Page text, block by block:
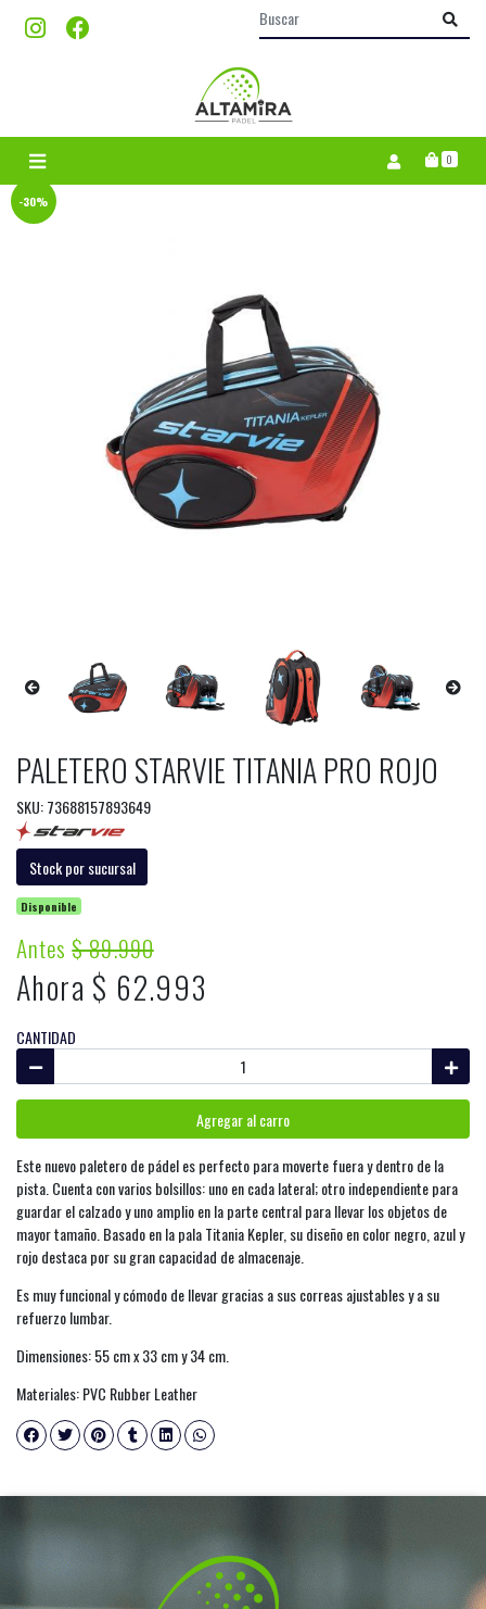
0
-30%
PALETERO STARVIE TITANIA PRO ROJO
SKU: 73688157893649
Stock por sucursal
Disponible
Antes$ 89.990
Ahora $ 62.993
CANTIDAD
Agregar al carro
Este nuevo paletero de pádel es perfecto para moverte fuera y dentro de la
pista. Cuenta con varios bolsillos: uno en cada lateral; otro independiente para
guardar el calzado y uno amplio en la parte central para llevar los objetos de
mayor tamaño. Basado en la pala Titania Kepler, su diseño en color negro, azul y
rojo destaca por su gran capacidad de almacenaje.
Es muy funcional y cómodo de llevar gracias a sus correas ajustables y a su
refuerzo lumbar.
Dimensiones: 55 cm x 33 cm y 34 cm.
Materiales: PVC Rubber Leather